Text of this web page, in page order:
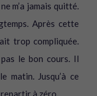
m’a jamais quitté.
Après cette
trop compliquée.
le bon cours. Il
matin. Jusqu’à ce
repartir à zéro.